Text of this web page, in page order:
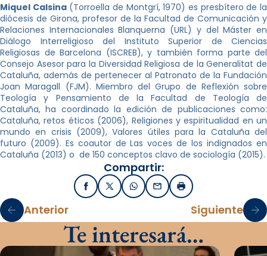
Miquel Calsina(Torroella de Montgrí, 1970) es presbítero de la
diócesis de Girona, profesor de la Facultad de Comunicación y
Relaciones Internacionales Blanquerna (URL) y del Máster en
Diálogo Interreligioso del Instituto Superior de Ciencias
Religiosas de Barcelona (ISCREB), y también forma parte del
Consejo Asesor para la Diversidad Religiosa de la Generalitat de
Cataluña, además de pertenecer al Patronato de la Fundación
Joan Maragall (FJM). Miembro del Grupo de Reflexión sobre
Teología y Pensamiento de la Facultad de Teología de
Cataluña, ha coordinado la edición de publicaciones como:
Cataluña, retos éticos (2006), Religiones y espiritualidad en un
mundo en crisis (2009), Valores útiles para la Cataluña del
futuro (2009). Es coautor de Las voces de los indignados en
Cataluña (2013) o de 150 conceptos clavo de sociología (2015).
Compartir:
FacebookX / TwitterWhatsApp
EmailImprimir
Anterior Siguiente
Te interesará…